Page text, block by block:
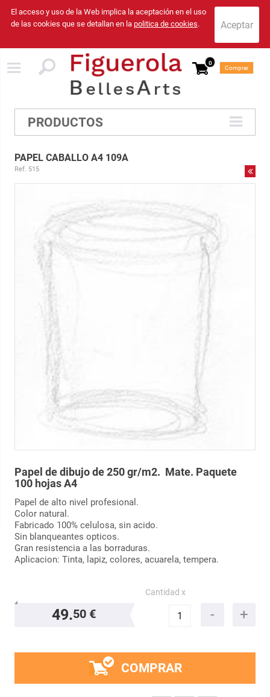
El acceso y uso de la Web implica la aceptación en el uso
de las cookies que se detallan en la politica de cookies.
0
Comprar
PRODUCTOS
PAPEL CABALLO A4 109A
Ref. 515
Papel de dibujo de 250 gr/m2. Mate. Paquete
100 hojas A4
Papel de alto nivel profesional.
Color natural.
Fabricado 100% celulosa, sin acido.
Sin blanqueantes opticos.
Gran resistencia a las borraduras.
Aplicacion: Tinta, lapiz, colores, acuarela, tempera.
49.50 €
Cantidad x
COMPRAR